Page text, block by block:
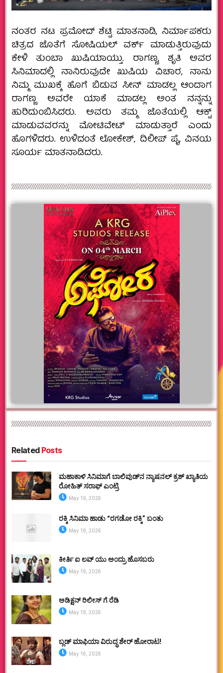
ನಂತರ ನಟ ಪ್ರಮೋದ್ ಶೆಟ್ಟಿ ಮಾತನಾಡಿ, ನಿರ್ಮಾಪಕರು
ಚಿತ್ರದ ಜೊತೆಗೆ ಸೋಷಿಯಲ್ ವರ್ಕ್ ಮಾಡುತ್ತಿರುವುದು
ಕೇಳಿ ತುಂಬಾ ಖುಷಿಯಾಯ್ತು. ರಾಗಣ್ಣ, ಶೃತಿ ಅವರ
ಸಿನಿಮಾದಲ್ಲಿ ನಾನಿರುವುದೇ ಖುಷಿಯ ವಿಚಾರ, ನಾನು
ನಿಮ್ಮ ಮುಖಕ್ಕೆ ಹೊಗೆ ಬಿಡುವ ಸೀನ್ ಮಾಡಲ್ಲ ಆಂದಾಗ
ರಾಗಣ್ಣ ಅವರೇ ಯಾಕೆ ಮಾಡಲ್ಲ ಅಂತ ನನ್ನನ್ನು
ಹುರಿದುಂಬಿಸಿದರು. ಅವರು ತಮ್ಮ ಜೊತೆಯಲ್ಲಿ ಆಕ್ಟ್
ಮಾಡುವವರನ್ನು ಮೋಟಿವೇಟ್ ಮಾಡುತ್ತಾರೆ ಎಂದು
ಹೊಗಳಿದರು. ಉಳಿದಂತೆ ಲೋಕೇಶ್, ದಿಲೀಪ್ ಪೈ, ವಿನಯ
ಸೂರ್ಯ ಮಾತನಾಡಿದರು.
RelatedPosts
ಮಹಾಕಾಳಿ ಸಿನಿಮಾಗೆ ಬಾಲಿವುಡ್‌ನ ನ್ಯಾಷನಲ್ ಕ್ರಶ್ ಖ್ಯಾತಿಯ
ರೋಹಿತ್ ಸರಾಫ್ ಎಂಟ್ರಿ
May 19, 2026
ರಕ್ಕಿ ಸಿನಿಮಾ ಹಾಡು “ರಗಡೋ ರಕ್ಕಿ” ಬಂತು
May 19, 2026
ಕೀರ್ತಿ ಐ ಲವ್ ಯು ಅಂದ್ರು ಹೊಸಬರು
May 19, 2026
ಅಡಿಕ್ಷನ್ ರಿಲೀಸ್ ಗೆ ರೆಡಿ
May 19, 2026
ಬ್ಲಡ್ ಮಾಫಿಯಾ ವಿರುದ್ಧ ಶೇರ್ ಹೋರಾಟ!
May 16, 2026